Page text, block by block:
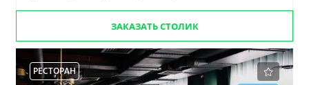
ЗАКАЗАТЬ СТОЛИК
РЕСТОРАН